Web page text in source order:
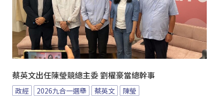
蔡英文出任陳瑩競總主委 劉櫂豪當總幹事
政經 2026九合一選舉 蔡英文 陳瑩